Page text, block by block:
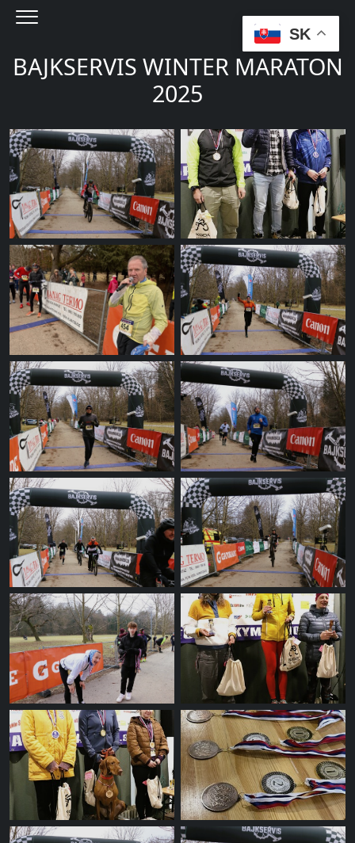
Menu
BAJKSERVIS WINTER MARATON
2025
SK